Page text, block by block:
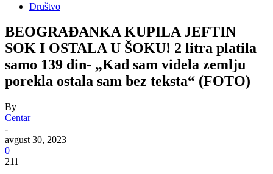
Društvo
BEOGRAĐANKA KUPILA JEFTIN
SOK I OSTALA U ŠOKU! 2 litra platila
samo 139 din- „Kad sam videla zemlju
porekla ostala sam bez teksta“ (FOTO)
By
Centar
-
avgust 30, 2023
0
211